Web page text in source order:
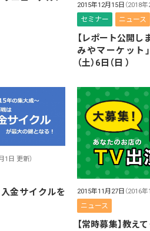
2015年12月15日 （2018
セミナー ニュース
【レポート公開し
みやマーケット
（土）6日（日 ）
1日 更新）
金サイクルを
2015年11月27日 （2016
ニュース
【常時募集】教え